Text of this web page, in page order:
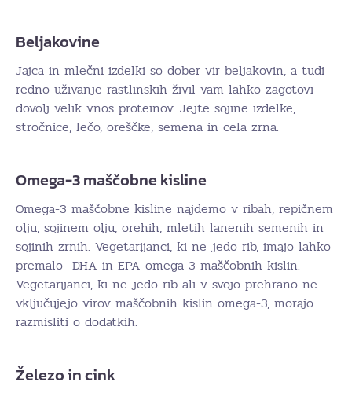
Beljakovine
Jajca in mlečni izdelki so dober vir beljakovin, a tudi
redno uživanje rastlinskih živil vam lahko zagotovi
dovolj velik vnos proteinov. Jejte sojine izdelke,
stročnice, lečo, oreščke, semena in cela zrna.
Omega-3 maščobne kisline
Omega-3 maščobne kisline najdemo v ribah, repičnem
olju, sojinem olju, orehih, mletih lanenih semenih in
sojinih zrnih. Vegetarijanci, ki ne jedo rib, imajo lahko
premalo DHA in EPA omega-3 maščobnih kislin.
Vegetarijanci, ki ne jedo rib ali v svojo prehrano ne
vključujejo virov maščobnih kislin omega-3, morajo
razmisliti o dodatkih.
Železo in cink